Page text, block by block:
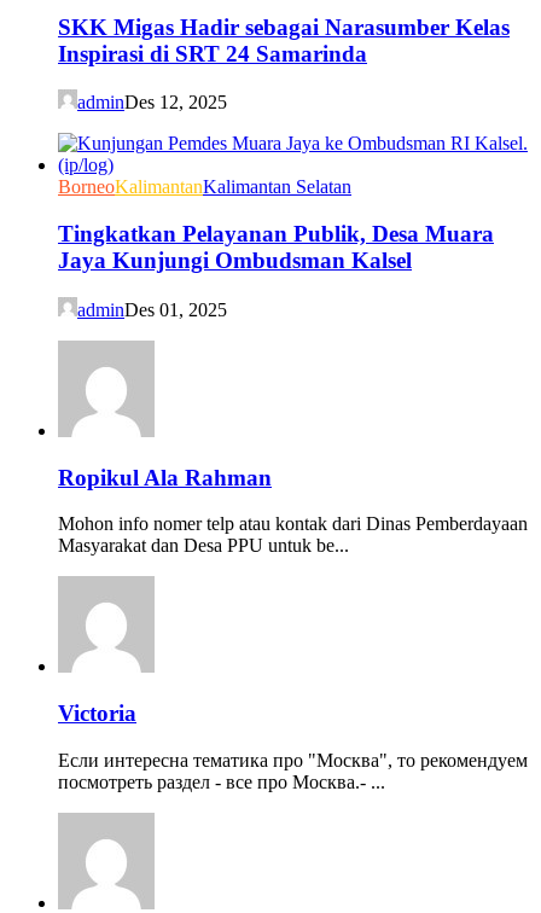
SKK Migas Hadir sebagai Narasumber Kelas
Inspirasi di SRT 24 Samarinda
adminDes 12, 2025
BorneoKalimantanKalimantan Selatan
Tingkatkan Pelayanan Publik, Desa Muara
Jaya Kunjungi Ombudsman Kalsel
adminDes 01, 2025
Ropikul Ala Rahman
Mohon info nomer telp atau kontak dari Dinas Pemberdayaan
Masyarakat dan Desa PPU untuk be...
Victoria
Если интересна тематика про "Москва", то рекомендуем
посмотреть раздел - все про Москва.- ...